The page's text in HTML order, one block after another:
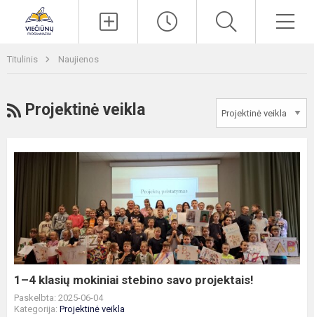
Titulinis Naujienos
RSS
Projektinė veikla
mokiniai
stebino
savo
projektais!
1–4 klasių mokiniai stebino savo projektais!
Paskelbta: 2025-06-04
Kategorija: Projektinė veikla